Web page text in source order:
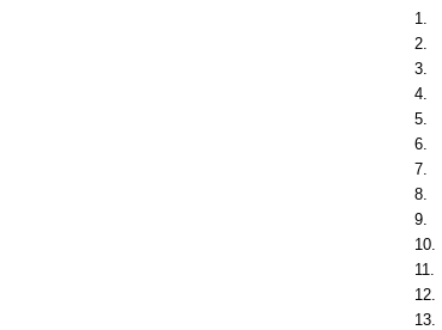
1.
2.
3.
4.
5.
6.
7.
8.
9.
10.
11.
12.
13.